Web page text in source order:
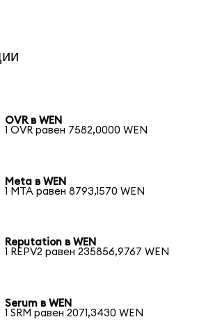
OVR в WEN
1 OVR равен 7582,0000 WEN
Meta в WEN
1 MTA равен 8793,1570 WEN
Reputation в WEN
1 REPV2 равен 235856,9767 WEN
Serum в WEN
1 SRM равен 2071,3430 WEN